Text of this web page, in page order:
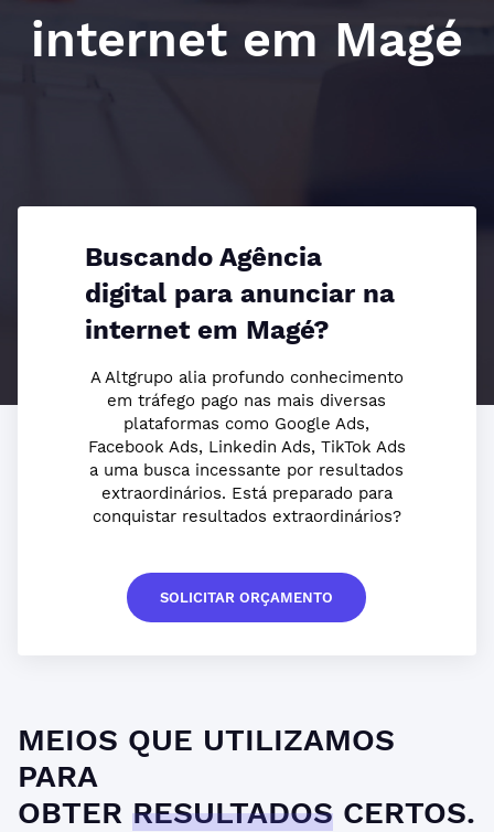
internet em Magé
Buscando Agência
digital para anunciar na
internet em Magé?
A Altgrupo alia profundo conhecimento
em tráfego pago nas mais diversas
plataformas como Google Ads,
Facebook Ads, Linkedin Ads, TikTok Ads
a uma busca incessante por resultados
extraordinários. Está preparado para
conquistar resultados extraordinários?
SOLICITAR ORÇAMENTO
MEIOS QUE UTILIZAMOS
PARA
OBTER RESULTADOS CERTOS.